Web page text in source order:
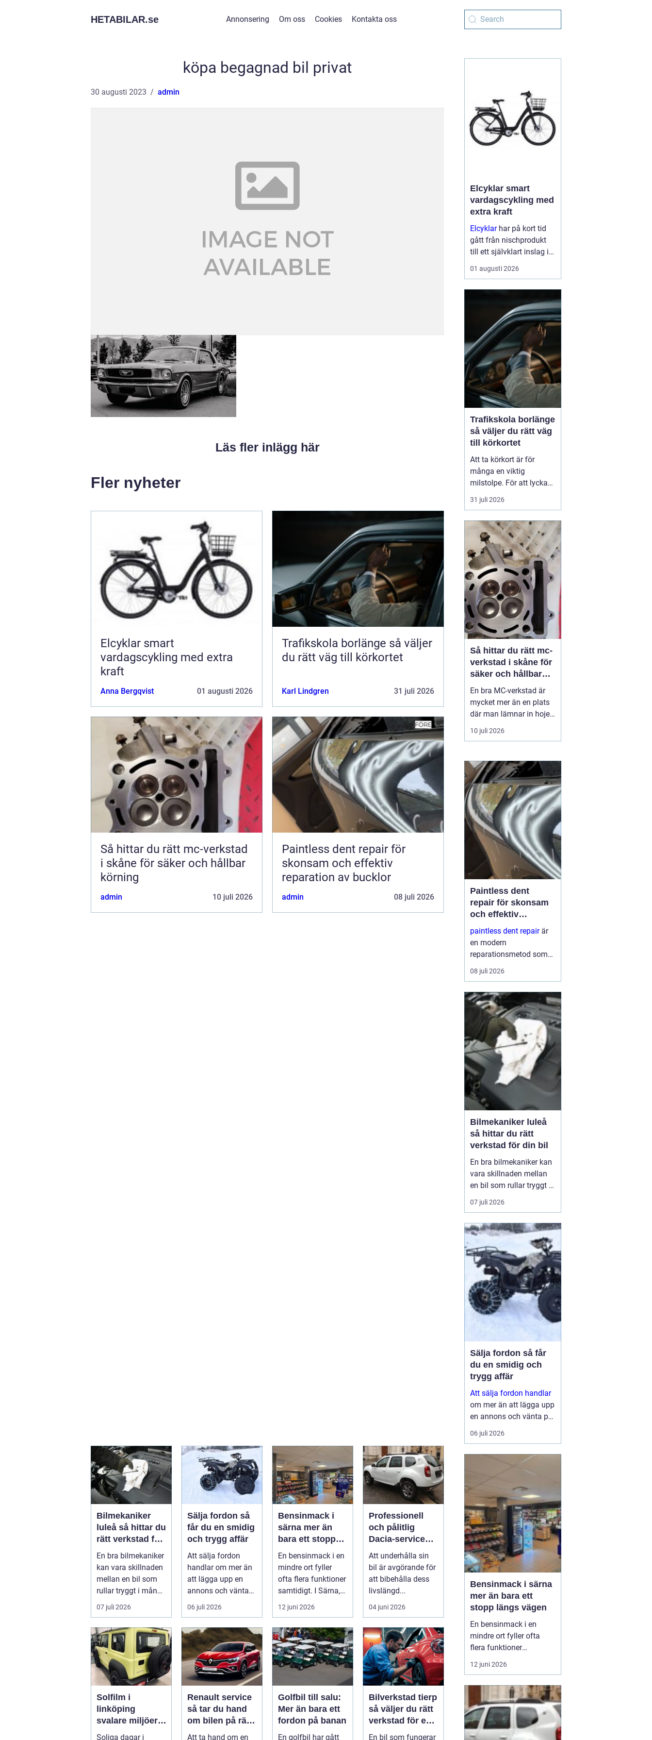
HETABILAR.se Annonsering Om oss Cookies Kontakta oss
köpa begagnad bil privat
30 augusti 2023 admin
Läs fler inlägg här
Fler nyheter
Elcyklar smart
vardagscykling med extra
kraft
Anna Bergqvist 01 augusti 2026
Trafikskola borlänge så väljer
du rätt väg till körkortet
Karl Lindgren 31 juli 2026
Så hittar du rätt mc-verkstad
i skåne för säker och hållbar
körning
admin 10 juli 2026
Paintless dent repair för
skonsam och effektiv
reparation av bucklor
admin 08 juli 2026
Bilmekaniker
luleå så hittar du
rätt verkstad för
din bil
En bra bilmekaniker
kan vara skillnaden
mellan en bil som
rullar tryggt i många
år och
återkommande ...
07 juli 2026
Sälja fordon så
får du en smidig
och trygg affär
Att sälja fordon
handlar om mer än
att lägga upp en
annons och vänta
på svar. Många vill
få en bra p...
06 juli 2026
Bensinmack i
särna mer än
bara ett stopp
längs vägen
En bensinmack i en
mindre ort fyller
ofta flera funktioner
samtidigt. I Särna,
mitt i norra
Dalarna,...
12 juni 2026
Professionell
och pålitlig
Dacia-service
för din bil
Att underhålla sin
bil är avgörande för
att bibehålla dess
livslängd...
04 juni 2026
Solfilm i
linköping
svalare miljöer,
lägre kostnader
Soliga dagar i
Renault service
så tar du hand
om bilen på rätt
sätt
Att ta hand om en
Golfbil till salu:
Mer än bara ett
fordon på banan
En golfbil har gått
Bilverkstad tierp
så väljer du rätt
verkstad för en
tryggare
En bil som fungerar
Elcyklar smart
vardagscykling med
extra kraft
Elcyklarhar på kort tid
gått från nischprodukt
till ett självklart inslag i
många städer och
samhällen.
elassistans gör det
enklare att välja cykeln i
01 augusti 2026
Trafikskola borlänge
så väljer du rätt väg
till körkortet
Att ta körkort är för
många en viktig
milstolpe. För att lyckas
på ett tryggt och
effektivt sätt spelar valet
Den som söker en
Trafikskola Borlänge
möter i dag många
alternativ, med a...
31 juli 2026
Så hittar du rätt mc-
verkstad i skåne för
säker och hållbar
körning
En bra MC-verkstad är
mycket mer än en plats
där man lämnar in hojen
när något går sönder.
För många förare i
trygghet, säkerhet och
körglädje under lång tid
framöver. En
genomtänkt serviceplan
förlänger livslängden på
motorcykel...
10 juli 2026
Paintless dent
repair för skonsam
och effektiv
reparation av
bucklor
paintless dent repairär
en modern
reparationsmetod som
används för att ta bort
bucklor i bilplåt utan att
har blivit mycket populär
i sverige eftersom den
kombinerar
hantverksskickl...
08 juli 2026
Bilmekaniker luleå
så hittar du rätt
verkstad för din bil
En bra bilmekaniker kan
vara skillnaden mellan
en bil som rullar tryggt i
många år och
återkommande problem
I Luleå finns många
verkstäder att välja på,
men hur vet du
egentligen vem som gör
ett bra jobb, håller vad
de lova...
07 juli 2026
Sälja fordon så får
du en smidig och
trygg affär
Att sälja fordon handlar
om mer än att lägga upp
en annons och vänta på
svar. Många vill få en
bra peng för bilen,
snöskotern, men lika
viktigt är en säker affär,
snabb betalning oc...
06 juli 2026
Bensinmack i särna
mer än bara ett
stopp längs vägen
En bensinmack i en
mindre ort fyller ofta
flera funktioner
samtidigt. I Särna, mitt i
norra Dalarna, blir
knutpunkt för både
ortsbor och
genomresande. Här
handlar det om mer än
12 juni 2026